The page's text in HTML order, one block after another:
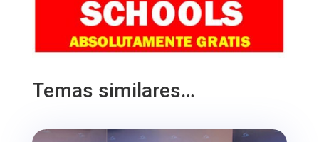
Temas similares…